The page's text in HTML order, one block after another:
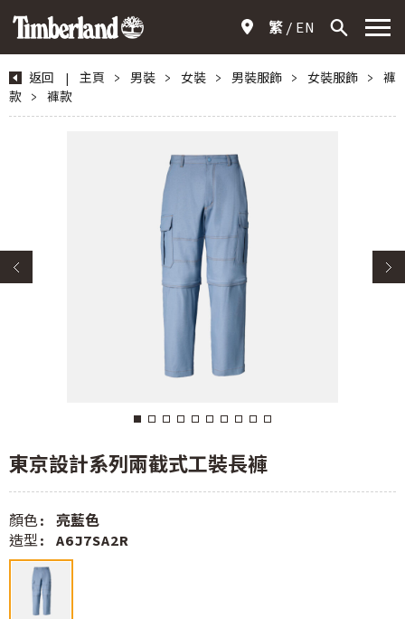
繁 EN
返回 | 主頁 > 男裝 > 女裝 > 男裝服飾 > 女裝服飾 >
褲
款
> 褲款
東京設計系列兩截式工裝長褲
顏色: 亮藍色
造型: A6J7SA2R